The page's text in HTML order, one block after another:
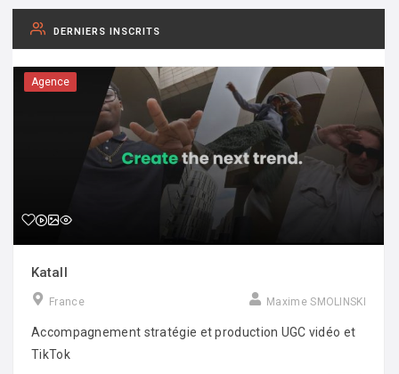
DERNIERS INSCRITS
Agence
Katall
France Maxime SMOLINSKI
Accompagnement stratégie et production UGC vidéo et
TikTok